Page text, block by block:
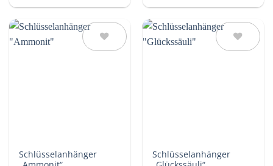
bis
Schlüsselanhänger
Schlüsselanhänger